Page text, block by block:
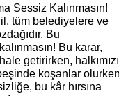
Sessiz Kalınmasın!
tüm belediyelere ve
Bu
Bu karar,
getirirken, halkımızı
koşanlar
bu kâr hırsına